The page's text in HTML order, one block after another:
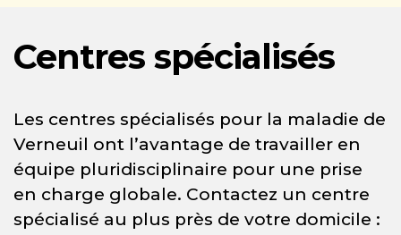
Centres spécialisés
Les centres spécialisés pour la maladie de
Verneuil ont l’avantage de travailler en
équipe pluridisciplinaire pour une prise
en charge globale. Contactez un centre
spécialisé au plus près de votre domicile :